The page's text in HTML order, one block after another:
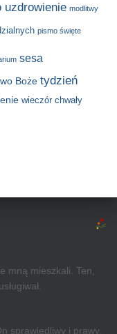
uzdrowienie modlitwy
pismo święte
sesa
Boże tydzień
wieczór chwały
mną mieszkali. Ten,
sprawiedliwy i prawy.